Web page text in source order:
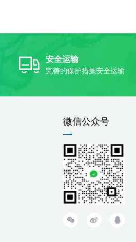
安全运输
完善的保护措施安全运输
微信公众号